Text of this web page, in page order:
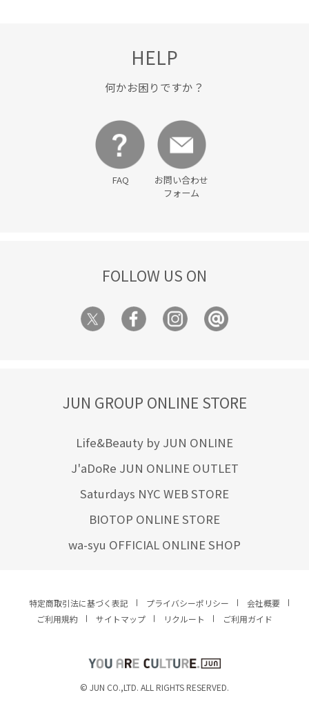
HELP
何かお困りですか？
FAQ
お問い合わせ
フォーム
FOLLOW US ON
JUN GROUP ONLINE STORE
Life&Beauty by JUN ONLINE
J'aDoRe JUN ONLINE OUTLET
Saturdays NYC WEB STORE
BIOTOP ONLINE STORE
wa-syu OFFICIAL ONLINE SHOP
特定商取引法に基づく表記 プライバシーポリシー
会社概要
ご利用規約
サイトマップ リクルート ご利用ガイド
© JUN CO.,LTD. ALL RIGHTS RESERVED.